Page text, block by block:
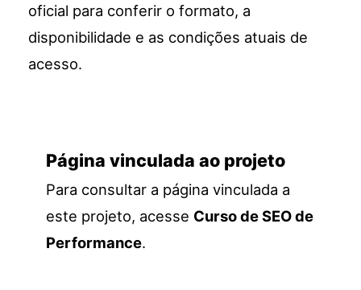
oficial para conferir o formato, a
disponibilidade e as condições atuais de
acesso.
Página vinculada ao projeto
Para consultar a página vinculada a
este projeto, acesse Curso de SEO de
Performance.